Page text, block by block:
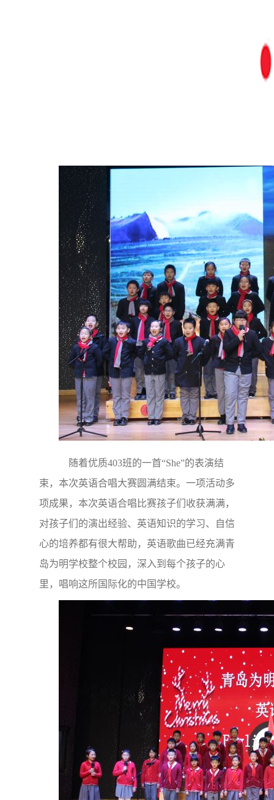
随着优质403班的一首“She”的表演结
束，本次英语合唱大赛圆满结束。一项活动多
项成果，本次英语合唱比赛孩子们收获满满，
对孩子们的演出经验、英语知识的学习、自信
心的培养都有很大帮助，英语歌曲已经充满青
岛为明学校整个校园，深入到每个孩子的心
里，唱响这所国际化的中国学校。